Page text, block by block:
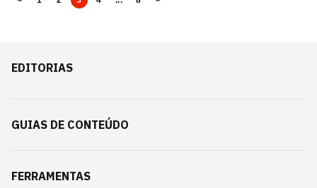
EDITORIAS
GUIAS DE CONTEÚDO
FERRAMENTAS